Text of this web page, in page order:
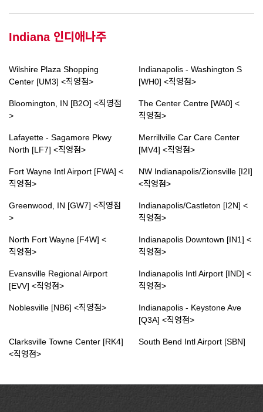
Indiana 인디애나주
Wilshire Plaza Shopping
Center [UM3] <직영점>
Indianapolis - Washington S
[WH0] <직영점>
Bloomington, IN [B2O] <직영점
>
The Center Centre [WA0] <
직영점>
Lafayette - Sagamore Pkwy
North [LF7] <직영점>
Merrillville Car Care Center
[MV4] <직영점>
Fort Wayne Intl Airport [FWA] <
직영점>
NW Indianapolis/Zionsville [I2I]
<직영점>
Greenwood, IN [GW7] <직영점
>
Indianapolis/Castleton [I2N] <
직영점>
North Fort Wayne [F4W] <
직영점>
Indianapolis Downtown [IN1] <
직영점>
Evansville Regional Airport
[EVV] <직영점>
Indianapolis Intl Airport [IND] <
직영점>
Noblesville [NB6] <직영점>
Indianapolis - Keystone Ave
[Q3A] <직영점>
Clarksville Towne Center [RK4]
<직영점>
South Bend Intl Airport [SBN]